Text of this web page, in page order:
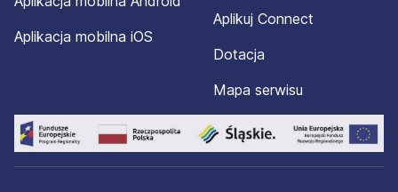
Aplikacja mobilna iOS
Aplikuj Connect
Dotacja
Mapa serwisu